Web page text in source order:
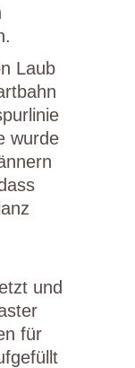
Laub
wurde
und
für